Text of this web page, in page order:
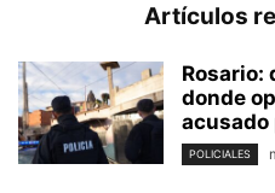
Artículos
Rosario:
donde
acusado
POLICIALES